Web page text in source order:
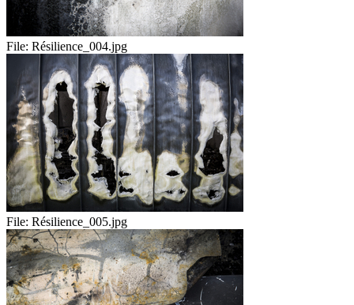
File: Résilience_004.jpg
File: Résilience_005.jpg